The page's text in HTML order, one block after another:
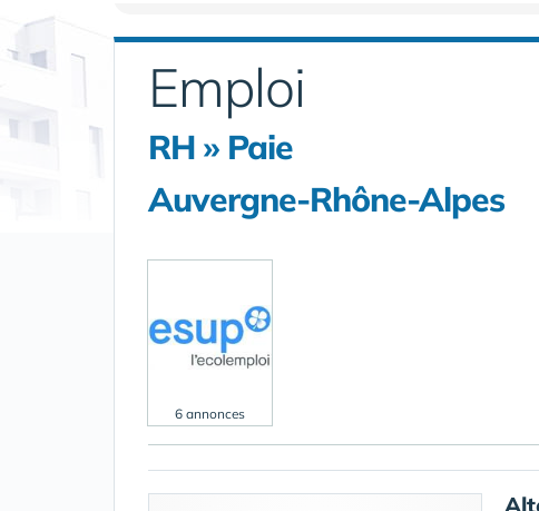
Emploi
RH » Paie
Auvergne-Rhône-Alpes
6 annonces